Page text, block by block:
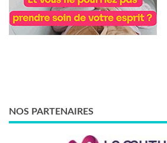
NOS PARTENAIRES